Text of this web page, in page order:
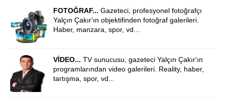
FOTOĞRAF... Gazeteci, profesyonel fotoğrafçı
Yalçın Çakır'ın objektifinden fotoğraf galerileri.
Haber, manzara, spor, vd...
VİDEO... TV sunucusu, gazeteci Yalçın Çakır'ın
programlarından video galerileri. Reality, haber,
tartışma, spor, vd...